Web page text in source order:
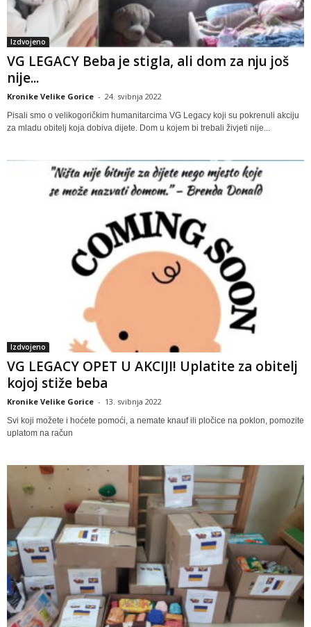
Izdvojeno
VG LEGACY Beba je stigla, ali dom za nju još
nije...
Kronike Velike Gorice - 24. svibnja 2022
Pisali smo o velikogoričkim humanitarcima VG Legacy koji su pokrenuli akciju
za mladu obitelj koja dobiva dijete. Dom u kojem bi trebali živjeti nije...
Izdvojeno
VG LEGACY OPET U AKCIJI! Uplatite za obitelj
kojoj stiže beba
Kronike Velike Gorice - 13. svibnja 2022
Svi koji možete i hoćete pomoći, a nemate knauf ili pločice na poklon, pomozite
uplatom na račun